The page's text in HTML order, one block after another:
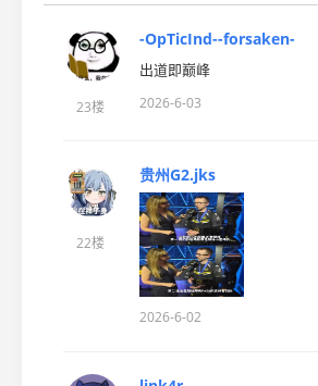
23楼
-OpTicInd--forsaken-
出道即巅峰
2026-6-03
22楼
贵州G2.jks
2026-6-02